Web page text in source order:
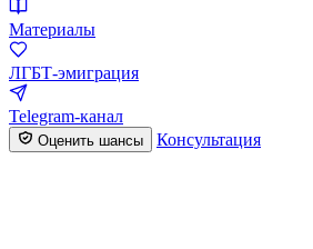
Материалы
ЛГБТ-эмиграция
Telegram-канал
Оценить шансы Консультация